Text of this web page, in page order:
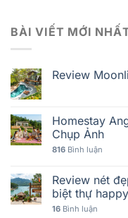
BÀI VIẾT MỚI
Review
Homestay
Chụp Ảnh
816 Bình luận
Review nét
biệt thự
16 Bình luận